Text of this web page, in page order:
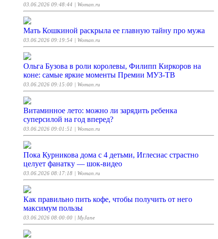
03.06.2026 09:48:44 | Woman.ru
Мать Кошкиной раскрыла ее главную тайну про мужа
03.06.2026 09:19:54 | Woman.ru
Ольга Бузова в роли королевы, Филипп Киркоров на
коне: самые яркие моменты Премии МУЗ-ТВ
03.06.2026 09:15:00 | Woman.ru
Витаминное лето: можно ли зарядить ребенка
суперсилой на год вперед?
03.06.2026 09:01:51 | Woman.ru
Пока Курникова дома с 4 детьми, Иглесиас страстно
целует фанатку — шок-видео
03.06.2026 08:17:18 | Woman.ru
Как правильно пить кофе, чтобы получить от него
максимум пользы
03.06.2026 08:00:00 | MyJane